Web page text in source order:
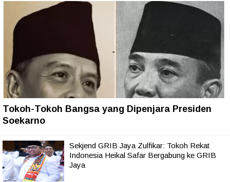
Tokoh-Tokoh Bangsa yang Dipenjara Presiden
Soekarno
Sekjend GRIB Jaya Zulfikar: Tokoh Rekat
Indonesia Heikal Safar Bergabung ke GRIB
Jaya